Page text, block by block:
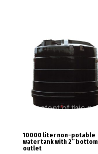
10000 liter non-potable
water tank with 2″ bottom
outlet